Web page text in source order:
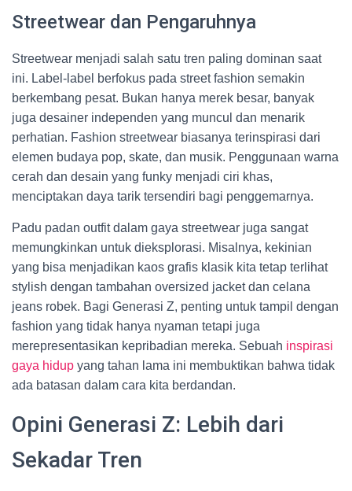
Streetwear dan Pengaruhnya
Streetwear menjadi salah satu tren paling dominan saat
ini. Label-label berfokus pada street fashion semakin
berkembang pesat. Bukan hanya merek besar, banyak
juga desainer independen yang muncul dan menarik
perhatian. Fashion streetwear biasanya terinspirasi dari
elemen budaya pop, skate, dan musik. Penggunaan warna
cerah dan desain yang funky menjadi ciri khas,
menciptakan daya tarik tersendiri bagi penggemarnya.
Padu padan outfit dalam gaya streetwear juga sangat
memungkinkan untuk dieksplorasi. Misalnya, kekinian
yang bisa menjadikan kaos grafis klasik kita tetap terlihat
stylish dengan tambahan oversized jacket dan celana
jeans robek. Bagi Generasi Z, penting untuk tampil dengan
fashion yang tidak hanya nyaman tetapi juga
merepresentasikan kepribadian mereka. Sebuah inspirasi
gaya hidup yang tahan lama ini membuktikan bahwa tidak
ada batasan dalam cara kita berdandan.
Opini Generasi Z: Lebih dari
Sekadar Tren